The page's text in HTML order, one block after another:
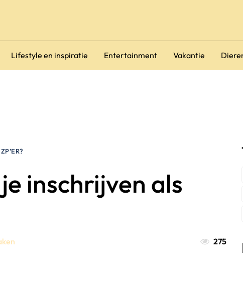
Lifestyle en inspiratie Entertainment Vakantie
inschrijven als
275